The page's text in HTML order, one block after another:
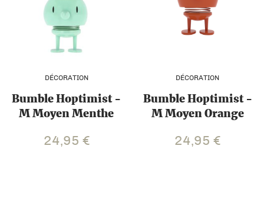
DÉCORATION
Bumble Hoptimist -
M Moyen Menthe
24,95 €
DÉCORATION
Bumble Hoptimist -
M Moyen Orange
24,95€